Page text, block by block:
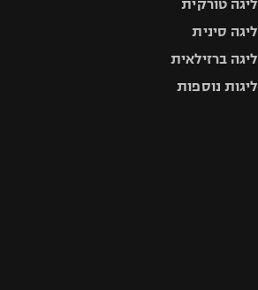
ליגה טורקית
ליגה סינית
ליגה ברזילאית
ליגות נוספות